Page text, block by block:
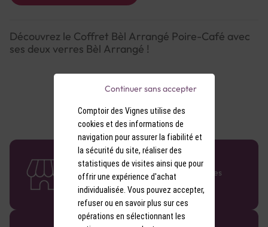
Découvrez le Coffret Bèl Arrangé Poire-Café avec
ses deux verres Bèl Arrangé !
58 caves en France
Retrouvez le réseau Comptoir des Vignes
partout en France !
Comptoir des Vignes utilise des
cookies et des informations de
navigation pour assurer la fiabilité et
la sécurité du site, réaliser des
statistiques de visites ainsi que pour
offrir une expérience d'achat
individualisée. Vous pouvez accepter,
refuser ou en savoir plus sur ces
opérations en sélectionnant les
Continuer sans accepter